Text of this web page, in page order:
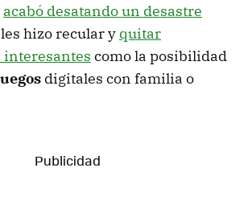
acabó desatando un desastre
hizo recular y quitar
como la posibilidad
digitales con familia o